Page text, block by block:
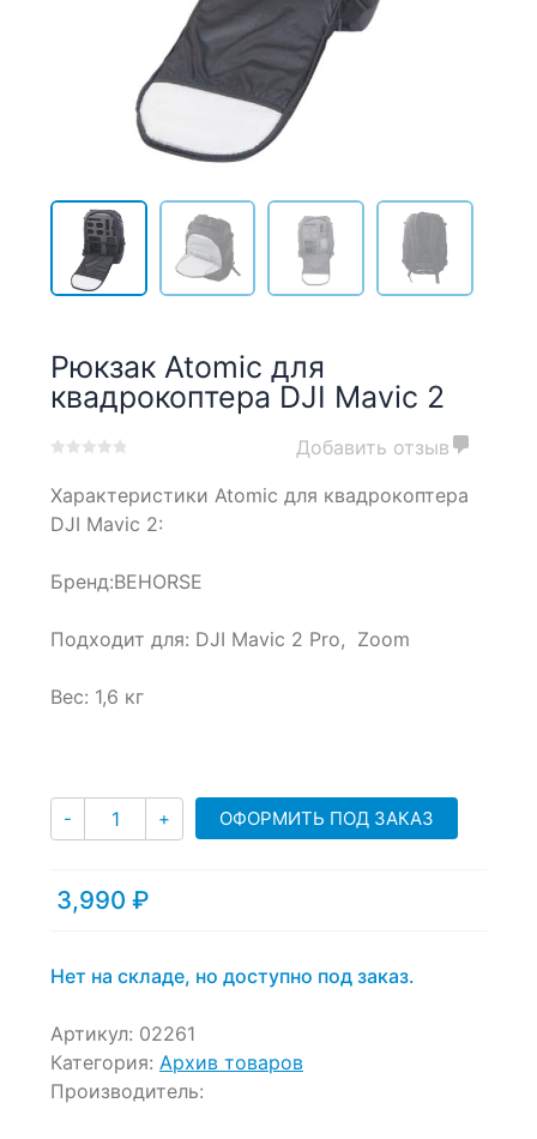
Рюкзак Atomic для
квадрокоптера DJI Mavic 2
out
customer
Добавить отзыв
Характеристики Atomic для квадрокоптера
DJI Mavic 2:
Бренд:BEHORSE
Подходит для: DJI Mavic 2 Pro, Zoom
Вес: 1,6 кг
- Количество
+ ОФОРМИТЬ ПОД ЗАКАЗ
3,990 ₽
Нет на складе, но доступно под заказ.
Артикул: 02261
Категория: Архив товаров
Производитель: